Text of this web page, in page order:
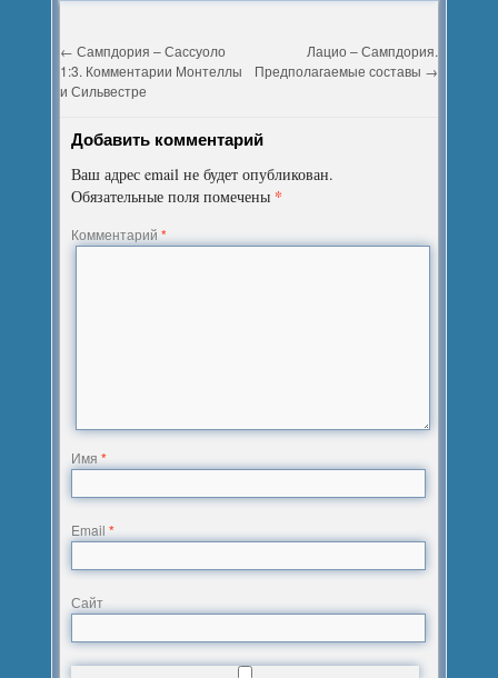
← Сампдория – Сассуоло
1:3. Комментарии Монтеллы
и Сильвестре
Лацио – Сампдория.
Предполагаемые составы →
Добавить комментарий
Ваш адрес email не будет опубликован.
Обязательные поля помечены *
Комментарий*
Имя*
Email*
Сайт